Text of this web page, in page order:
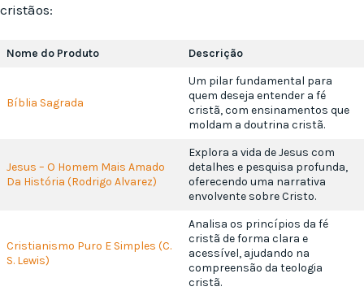
cristãos:
Nome do Produto Descrição
Bíblia Sagrada
Um pilar fundamental para
quem deseja entender a fé
cristã, com ensinamentos que
moldam a doutrina cristã.
Jesus – O Homem Mais Amado
Da História (Rodrigo Alvarez)
Explora a vida de Jesus com
detalhes e pesquisa profunda,
oferecendo uma narrativa
envolvente sobre Cristo.
Cristianismo Puro E Simples (C.
S. Lewis)
Analisa os princípios da fé
cristã de forma clara e
acessível, ajudando na
compreensão da teologia
cristã.